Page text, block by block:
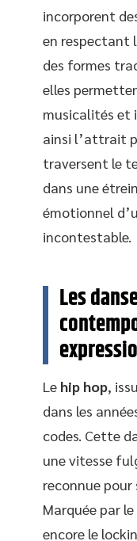
incorporent
en respectant
des formes
elles
musicalités et
ainsi l’attrait
traversent le
dans une
émotionnel
incontestable.
Les
Le hip hop,
dans les
codes. Cette
une vitesse
reconnue pour
Marquée par
encore le